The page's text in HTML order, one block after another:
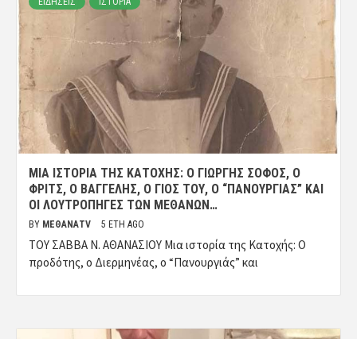
ΜΙΑ ΙΣΤΟΡΊΑ ΤΗΣ ΚΑΤΟΧΉΣ: Ο ΓΙΏΡΓΗΣ ΣΟΦΌΣ, Ο
ΦΡΙΤΣ, Ο ΒΑΓΓΈΛΗΣ, Ο ΓΙΌΣ ΤΟΥ, Ο “ΠΑΝΟΥΡΓΙΆΣ” ΚΑΙ
ΟΙ ΛΟΥΤΡΟΠΗΓΈΣ ΤΩΝ ΜΕΘΆΝΩΝ…
BY ΜΈΘΑΝΑTV 5 ΈΤΗ AGO
ΤΟΥ ΣΑΒΒΑ Ν. ΑΘΑΝΑΣΙΟΥ Μια ιστορία της Κατοχής: Ο
προδότης, ο Διερμηνέας, ο “Πανουργιάς” και